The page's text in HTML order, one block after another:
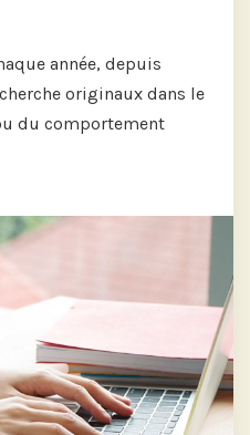
année, depuis
originaux dans le
du comportement